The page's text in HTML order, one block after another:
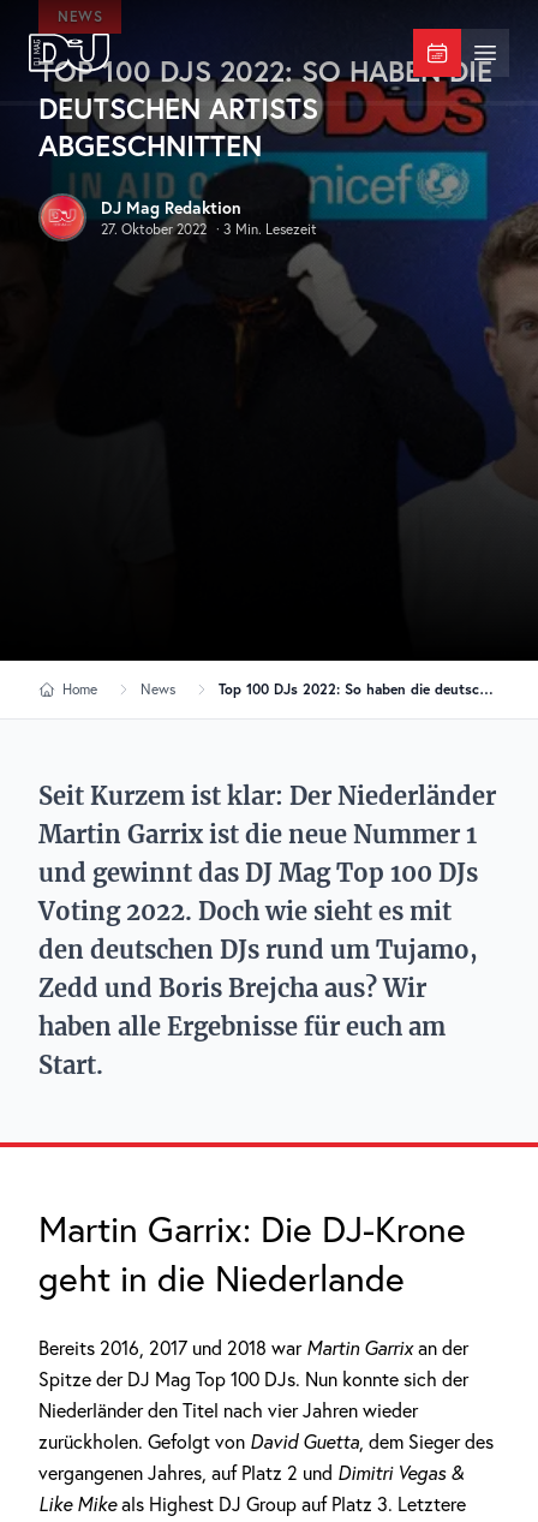
Zum Hauptinhalt springen
DJ Mag Germany Menü
NEWS
TOP 100 DJS 2022: SO HABEN DIE
DEUTSCHEN ARTISTS
ABGESCHNITTEN
DJ Mag Redaktion
27. Oktober 2022 · 3 Min. Lesezeit
Home News Top 100 DJs 2022: So haben die deutschen Artists abgeschnitten
Seit Kurzem ist klar: Der Niederländer
Martin Garrix ist die neue Nummer 1
und gewinnt das DJ Mag Top 100 DJs
Voting 2022. Doch wie sieht es mit
den deutschen DJs rund um Tujamo,
Zedd und Boris Brejcha aus? Wir
haben alle Ergebnisse für euch am
Start.
Martin Garrix: Die DJ-Krone
geht in die Niederlande
Bereits 2016, 2017 und 2018 war Martin Garrixan der
Spitze der DJ Mag Top 100 DJs. Nun konnte sich der
Niederländer den Titel nach vier Jahren wieder
zurückholen. Gefolgt von David Guetta, dem Sieger des
vergangenen Jahres, auf Platz 2 und Dimitri Vegas &
Like Mikeals Highest DJ Group auf Platz 3. Letztere